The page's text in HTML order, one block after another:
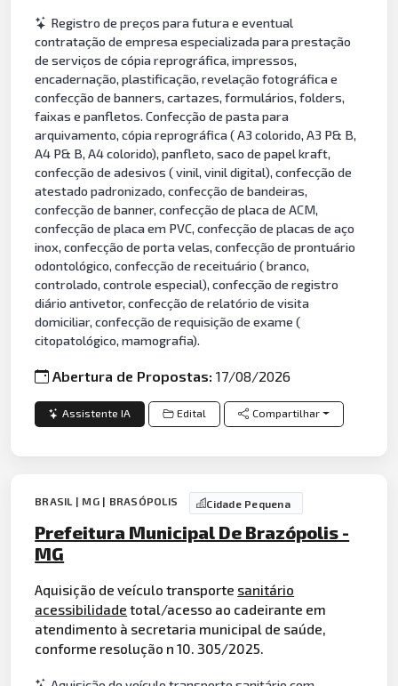
Registro de preços para futura e eventual
contratação de empresa especializada para prestação
de serviços de cópia reprográfica, impressos,
encadernação, plastificação, revelação fotográfica e
confecção de banners, cartazes, formulários, folders,
faixas e panfletos. Confecção de pasta para
arquivamento, cópia reprográfica ( A3 colorido, A3 P& B,
A4 P& B, A4 colorido), panfleto, saco de papel kraft,
confecção de adesivos ( vinil, vinil digital), confecção de
atestado padronizado, confecção de bandeiras,
confecção de banner, confecção de placa de ACM,
confecção de placa em PVC, confecção de placas de aço
inox, confecção de porta velas, confecção de prontuário
odontológico, confecção de receituário ( branco,
controlado, controle especial), confecção de registro
diário antivetor, confecção de relatório de visita
domiciliar, confecção de requisição de exame (
citopatológico, mamografia).
Abertura de Propostas:17/08/2026
Assistente IA Edital Compartilhar
BRASIL | MG | BRASÓPOLIS Cidade Pequena
Prefeitura Municipal De Brazópolis -
MG
Aquisição de veículo transporte sanitário
acessibilidade total/acesso ao cadeirante em
atendimento à secretaria municipal de saúde,
conforme resolução n 10. 305/2025.